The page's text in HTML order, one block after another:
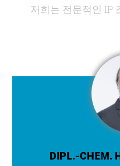
저희는 전문적인 IP
DIPL.-CHEM.